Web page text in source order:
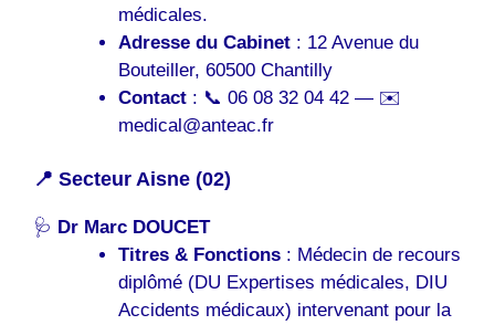
médicales.
Adresse du Cabinet: 12 Avenue du
Bouteiller, 60500 Chantilly
Contact: 📞 06 08 32 04 42 — ✉️
medical@anteac.fr
📍 Secteur Aisne (02)
🩺 Dr Marc DOUCET
Titres & Fonctions: Médecin de recours
diplômé (DU Expertises médicales, DIU
Accidents médicaux) intervenant pour la